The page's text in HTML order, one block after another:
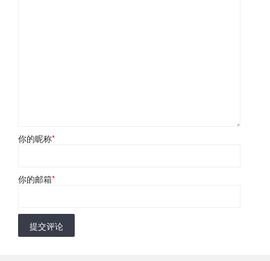
你的昵称*
你的邮箱*
提交评论